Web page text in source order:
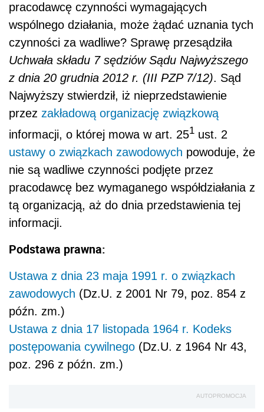
pracodawcę czynności wymagających
wspólnego działania, może żądać uznania tych
czynności za wadliwe? Sprawę przesądziła
Uchwała składu 7 sędziów Sądu Najwyższego
z dnia 20 grudnia 2012 r. (III PZP 7/12). Sąd
Najwyższy stwierdził, iż nieprzedstawienie
przez zakładową organizację związkową
informacji, o której mowa w art. 251 ust. 2
ustawy o związkach zawodowych powoduje, że
nie są wadliwe czynności podjęte przez
pracodawcę bez wymaganego współdziałania z
tą organizacją, aż do dnia przedstawienia tej
informacji.
Podstawa prawna:
Ustawa z dnia 23 maja 1991 r. o związkach
zawodowych (Dz.U. z 2001 Nr 79, poz. 854 z
późn. zm.)
Ustawa z dnia 17 listopada 1964 r. Kodeks
postępowania cywilnego (Dz.U. z 1964 Nr 43,
poz. 296 z późn. zm.)
AUTOPROMOCJA